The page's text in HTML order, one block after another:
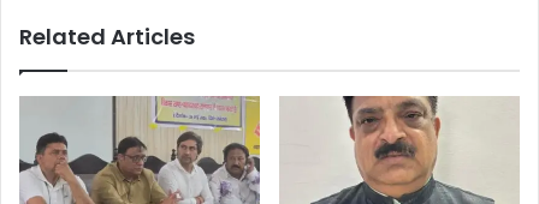
Related Articles